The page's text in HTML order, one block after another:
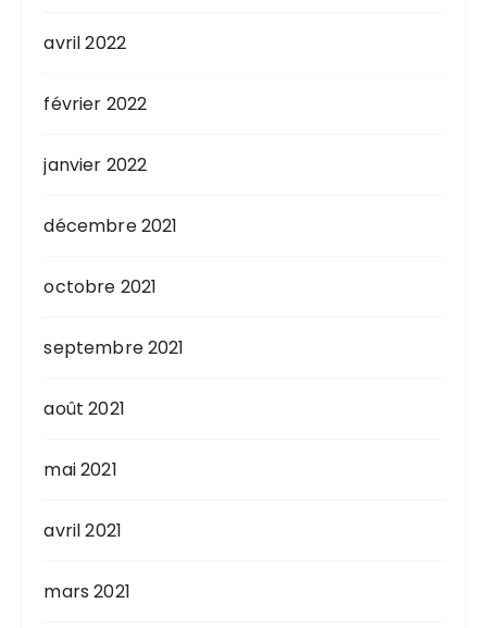
avril 2022
février 2022
janvier 2022
décembre 2021
octobre 2021
septembre 2021
août 2021
mai 2021
avril 2021
mars 2021